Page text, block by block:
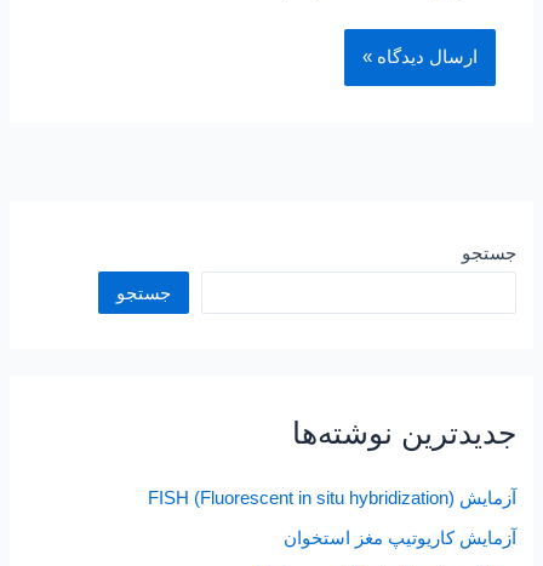
جستجو
جستجو
جدیدترین نوشته‌ها
آزمایش FISH (Fluorescent in situ hybridization)
آزمایش کاریوتیپ مغز استخوان